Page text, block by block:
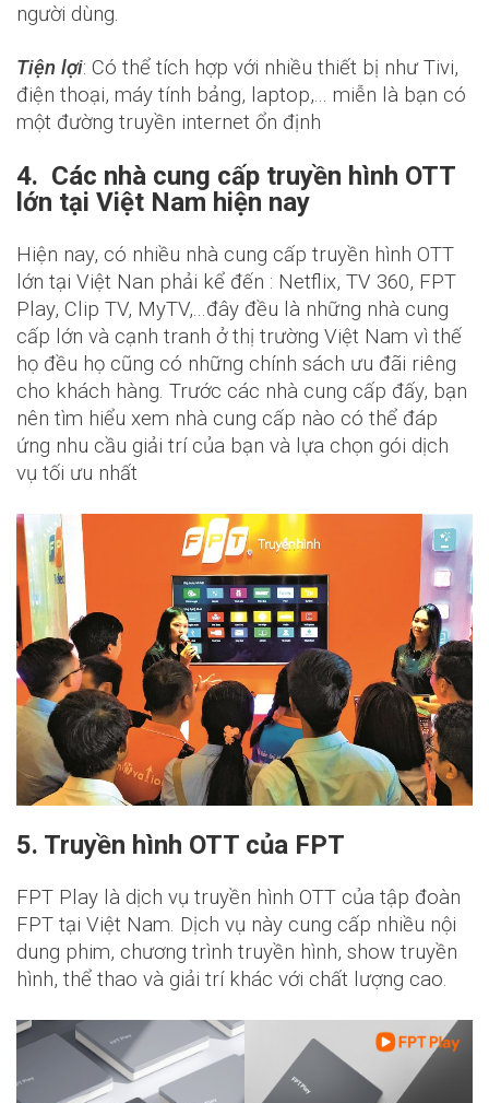
người dùng.
Tiện lợi: Có thể tích hợp với nhiều thiết bị như Tivi,
điện thoại, máy tính bảng, laptop,... miễn là bạn có
một đường truyền internet ổn định
4. Các nhà cung cấp truyền hình OTT
lớn tại Việt Nam hiện nay
Hiện nay, có nhiều nhà cung cấp truyền hình OTT
lớn tại Việt Nan phải kể đến : Netflix, TV 360, FPT
Play, Clip TV, MyTV,...đây đều là những nhà cung
cấp lớn và cạnh tranh ở thị trường Việt Nam vì thế
họ đều họ cũng có những chính sách ưu đãi riêng
cho khách hàng. Trước các nhà cung cấp đấy, bạn
nên tìm hiểu xem nhà cung cấp nào có thể đáp
ứng nhu cầu giải trí của bạn và lựa chọn gói dịch
vụ tối ưu nhất
5. Truyền hình OTT của FPT
FPT Play là dịch vụ truyền hình OTT của tập đoàn
FPT tại Việt Nam. Dịch vụ này cung cấp nhiều nội
dung phim, chương trình truyền hình, show truyền
hình, thể thao và giải trí khác với chất lượng cao.